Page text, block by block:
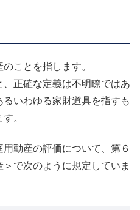
ことを指します。
正確な定義は不明瞭ではあ
いわゆる家財道具を指すも
。
動産の評価について、第６
で次のように規定していま